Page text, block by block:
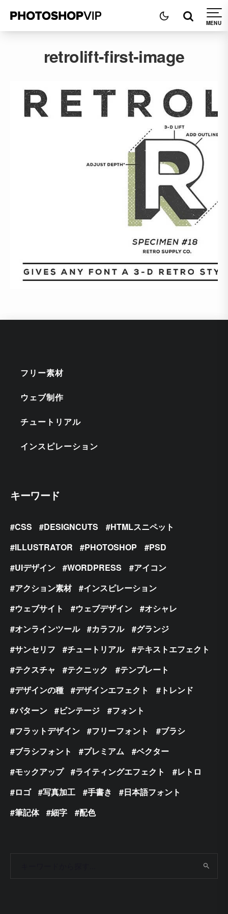
retrolift-first-image
フリー素材
ウェブ制作
チュートリアル
インスピレーション
キーワード
CSS DESIGNCUTS
HTMLスニペット
ILLUSTRATOR
PHOTOSHOP
PSD
UIデザイン
WORDPRESS
アイコン
アクション素材
インスピレーション
ウェブサイト
ウェブデザイン
オシャレ
オンラインツール
カラフル
グランジ
サンセリフ
チュートリアル
テキストエフェクト
テクスチャ
テクニック
テンプレート
デザインの種
デザインエフェクト
トレンド
パターン
ビンテージ
フォント
フラットデザイン
フリーフォント
ブラシ
ブラシフォント
プレミアム
ベクター
モックアップ
ライティングエフェクト
レトロ
ロゴ
写真加工 手書き
日本語フォント
筆記体
細字 配色